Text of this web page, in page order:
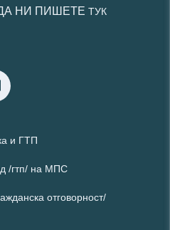
НИ ПИШЕТЕ ТУК
и ГТП
/гтп/ на МПС
отговорност/